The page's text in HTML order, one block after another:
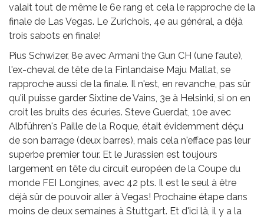
valait tout de même le 6e rang et cela le rapproche de la
finale de Las Vegas. Le Zurichois, 4e au général, a déjà
trois sabots en finale!
Pius Schwizer, 8e avec Armani the Gun CH (une faute),
l'ex-cheval de tête de la Finlandaise Maju Mallat, se
rapproche aussi de la finale. Il n'est, en revanche, pas sûr
qu'il puisse garder Sixtine de Vains, 3e à Helsinki, si on en
croit les bruits des écuries. Steve Guerdat, 10e avec
Albführen's Paille de la Roque, était évidemment déçu
de son barrage (deux barres), mais cela n'efface pas leur
superbe premier tour. Et le Jurassien est toujours
largement en tête du circuit européen de la Coupe du
monde FEI Longines, avec 42 pts. Il est le seul à être
déjà sûr de pouvoir aller à Vegas! Prochaine étape dans
moins de deux semaines à Stuttgart. Et d'ici là, il y a la